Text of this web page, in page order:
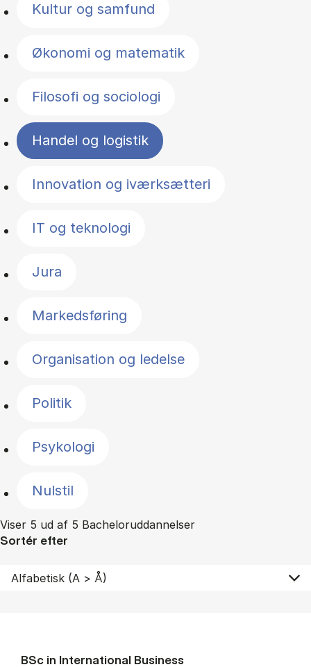
Kultur og samfund
Økonomi og matematik
Filosofi og sociologi
Handel og logistik
Innovation og iværksætteri
IT og teknologi
Jura
Markedsføring
Organisation og ledelse
Politik
Psykologi
Nulstil
Viser 5 ud af 5 Bacheloruddannelser
Sortér efter
BSc in In­ter­na­tion­al Busi­ness